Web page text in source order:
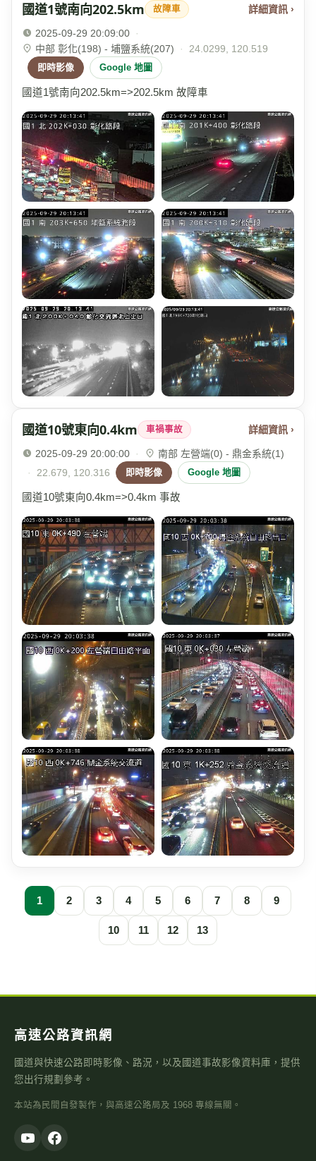
國道1號南向202.5km 故障車 詳細資訊 ›
2025-09-29 20:09:00
·
中部 彰化(198) - 埔鹽系統(207)
· 24.0299, 120.519
即時影像 Google 地圖
國道1號南向202.5km=>202.5km 故障車
國道10號東向0.4km 車禍事故 詳細資訊 ›
2025-09-29 20:00:00 ·
南部 左營端(0) - 鼎金系統(1)
·
22.679, 120.316 即時影像 Google 地圖
國道10號東向0.4km=>0.4km 事故
1 2 3 4 5 6 7 8 9
10 11 12 13
高速公路資訊網
國道與快速公路即時影像、路況，以及國道事故影像資料庫，提供
您出行規劃參考。
本站為民間自發製作，與高速公路局及 1968 專線無關。